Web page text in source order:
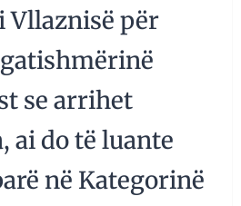
për
se arrihet
ai do të luante
në Kategorinë